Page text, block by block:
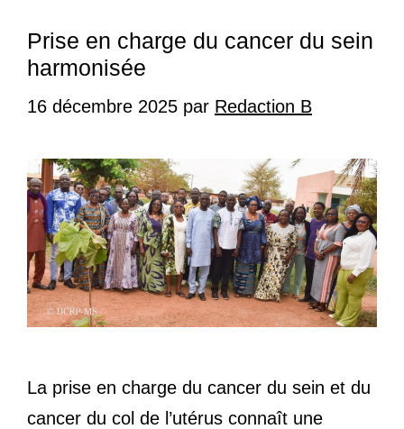
Prise en charge du cancer du sein
harmonisée
16 décembre 2025 par Redaction B
La prise en charge du cancer du sein et du
cancer du col de l’utérus connaît une